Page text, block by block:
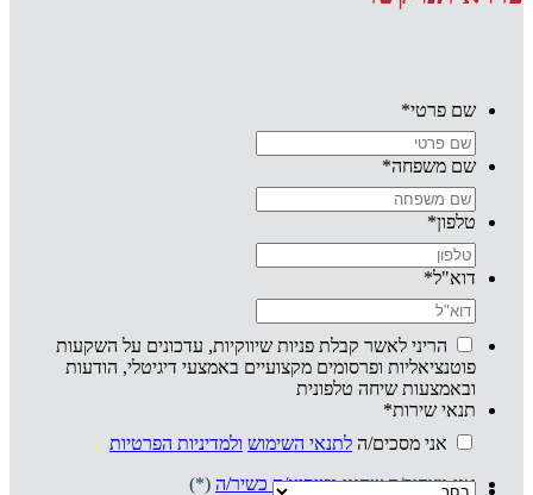
שם פרטי*
שם משפחה*
טלפון*
דוא"ל*
הריני לאשר קבלת פניות שיווקיות, עדכונים על השקעות
פוטנציאליות ופרסומים מקצועיים באמצעי דיגיטלי, הודעות
ובאמצעות שיחה טלפונית
תנאי שירות*
אני מסכים/ה לתנאי השימוש ולמדיניות הפרטיות
אני מצהיר/ה שהננימשקיע/ה כשיר/ה (*)